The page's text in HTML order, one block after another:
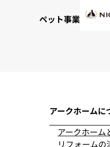
ペット事業
アークホームに
アークホーム
リフォームの